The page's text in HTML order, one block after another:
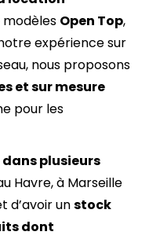
modèles Open Top,
expérience sur
nous proposons
et sur mesure
pour les
plusieurs
Havre, à Marseille
d’avoir unstock
dont